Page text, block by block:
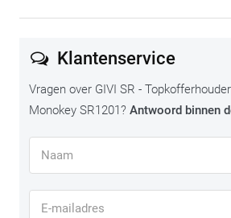
Klantenservice
Vragen over GIVI SR -
Monokey SR1201? Antwoord binnen